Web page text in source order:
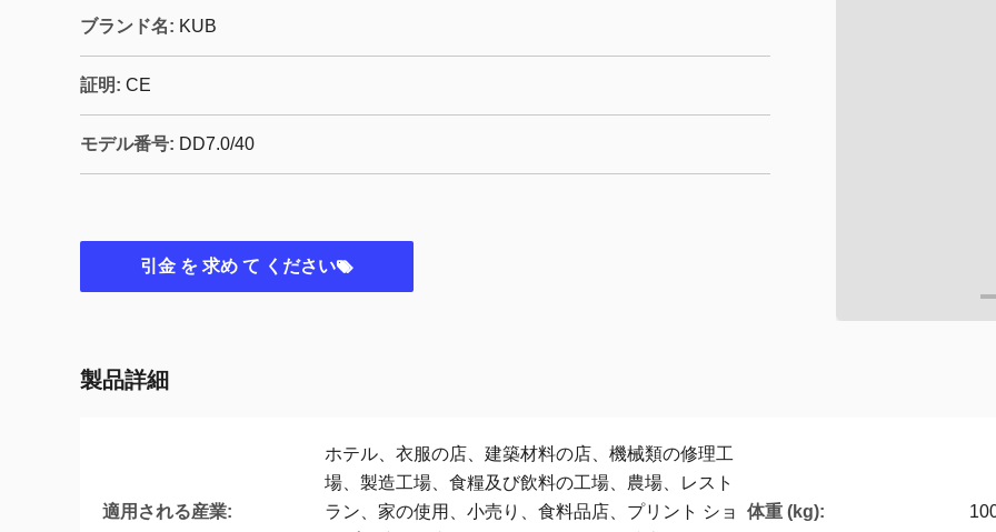
ブランド名: KUB
証明: CE
モデル番号: DD7.0/40
引金 を 求め て ください
製品詳細
適用される産業:
ホテル、衣服の店、建築材料の店、機械類の修理工
場、製造工場、食糧及び飲料の工場、農場、レスト
ラン、家の使用、小売り、食料品店、プリント ショ
体重 (kg):